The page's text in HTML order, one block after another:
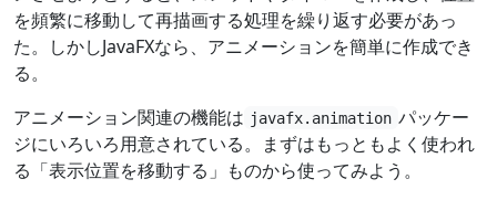
を頻繁に移動して再描画する処理を繰り返す必要があっ
た。しかしJavaFXなら、アニメーションを簡単に作成でき
る。
アニメーション関連の機能は javafx.animation パッケー
ジにいろいろ用意されている。まずはもっともよく使われ
る「表示位置を移動する」ものから使ってみよう。